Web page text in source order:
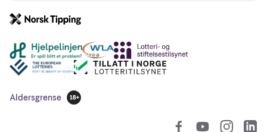
Andre lenker
Aldersgrense
18 år